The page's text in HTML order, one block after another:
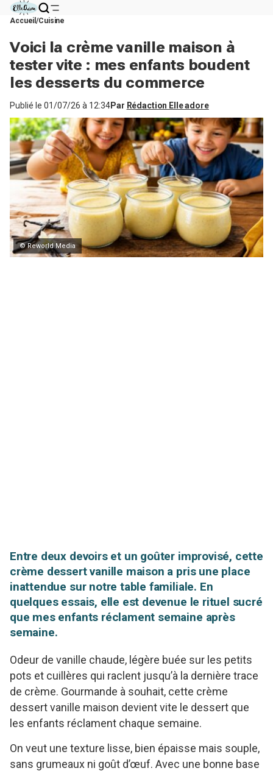
Accueil Cuisine
Voici la crème vanille maison à
tester vite : mes enfants boudent
les desserts du commerce
Publié le 01/07/26 à 12:34Par Rédaction Elle adore
© Reworld Media
Entre deux devoirs et un goûter improvisé, cette
crème dessert vanille maison a pris une place
inattendue sur notre table familiale. En
quelques essais, elle est devenue le rituel sucré
que mes enfants réclament semaine après
semaine.
Odeur de vanille chaude, légère buée sur les petits
pots et cuillères qui raclent jusqu’à la dernière trace
de crème. Gourmande à souhait, cette crème
dessert vanille maison devient vite le dessert que
les enfants réclament chaque semaine.
On veut une texture lisse, bien épaisse mais souple,
sans grumeaux ni goût d’œuf. Avec une bonne base